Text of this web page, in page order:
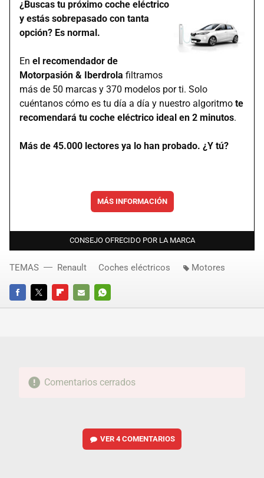
¿Buscas tu próximo coche eléctrico
y estás sobrepasado con tanta
opción? Es normal.
En el recomendador de
Motorpasión & Iberdrola filtramos
más de 50 marcas y 370 modelos por ti. Solo
cuéntanos cómo es tu día a día y nuestro algoritmo te
recomendará tu coche eléctrico ideal en 2 minutos.
Más de 45.000 lectores ya lo han probado. ¿Y tú?
MÁS INFORMACIÓN
CONSEJO OFRECIDO POR LA MARCA
FACEBOOKTWITTERFLIPBOARD
E-
WHATSAPP
TEMAS Renault Coches eléctricos Motores
Comentarios cerrados
VER4 COMENTARIOS